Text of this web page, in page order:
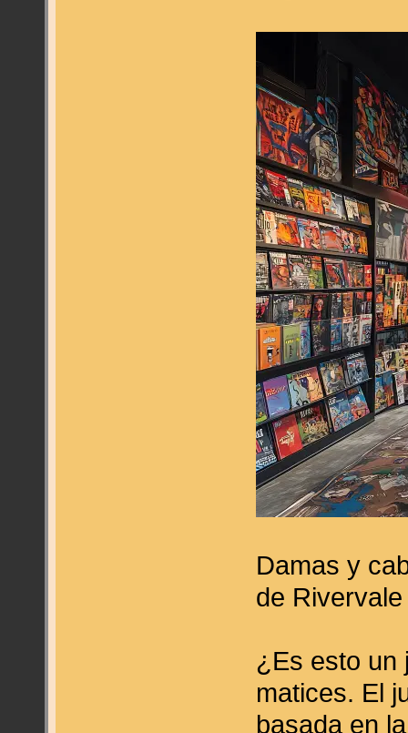
Damas y
de
¿Es esto un
matices. El
basada en